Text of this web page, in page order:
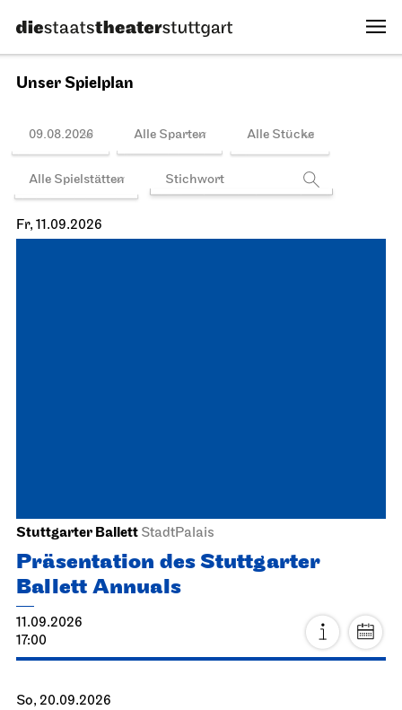
Unser Spielplan
09.08.2026 Alle Sparten Alle Stücke
Alle Spielstätten
Fr, 11.09.2026
Stuttgarter Ballett StadtPalais
Präsentation des Stuttgarter
Ballett Annuals
11.09.2026
17:00
So, 20.09.2026